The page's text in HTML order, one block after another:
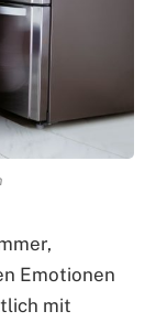
Emotionen
mit